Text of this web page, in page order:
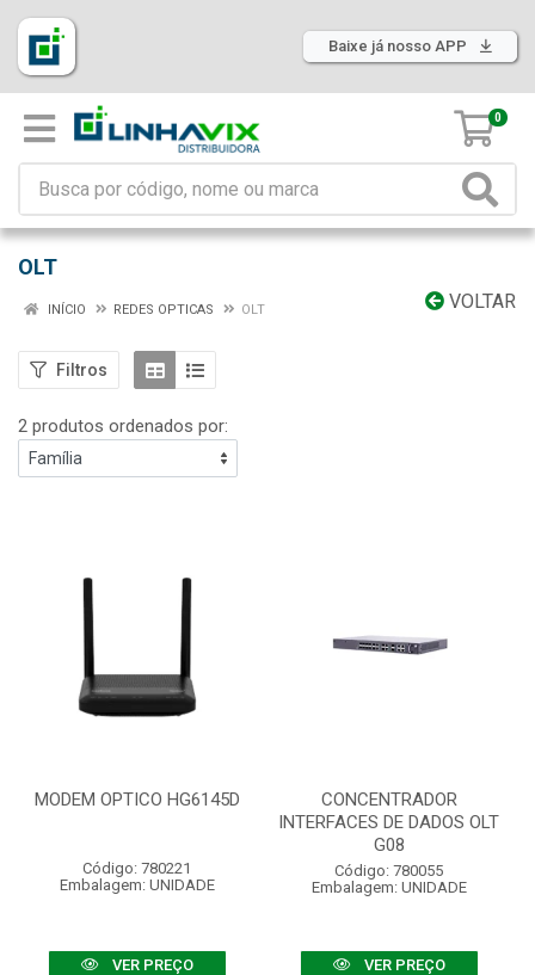
Baixe já nosso APP
0
OLT
VOLTAR
INÍCIO REDES OPTICAS OLT
Filtros
2 produtos ordenados por:
MODEM OPTICO HG6145D
Código: 780221
Embalagem: UNIDADE
VER PREÇO
CONCENTRADOR
INTERFACES DE DADOS OLT
G08
Código: 780055
Embalagem: UNIDADE
VER PREÇO